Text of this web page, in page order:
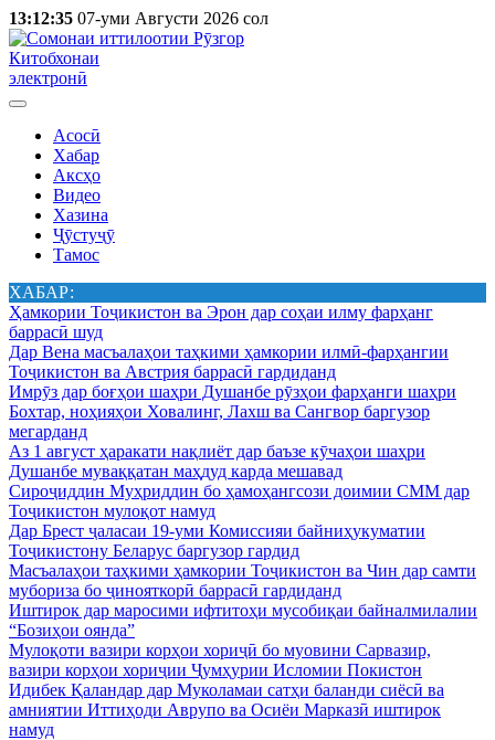
13:12:35 07-уми Августи 2026 сол
Китобхонаи
электронӣ
Асосӣ
Хабар
Аксҳо
Видео
Хазина
Ҷӯстуҷӯ
Тамос
ХАБАР:
Ҳамкории Тоҷикистон ва Эрон дар соҳаи илму фарҳанг
баррасӣ шуд
Дар Вена масъалаҳои таҳкими ҳамкории илмӣ-фарҳангии
Тоҷикистон ва Австрия баррасӣ гардиданд
Имрӯз дар боғҳои шаҳри Душанбе рӯзҳои фарҳанги шаҳри
Бохтар, ноҳияҳои Ховалинг, Лахш ва Сангвор баргузор
мегарданд
Аз 1 август ҳаракати нақлиёт дар баъзе кӯчаҳои шаҳри
Душанбе муваққатан маҳдуд карда мешавад
Сироҷиддин Муҳриддин бо ҳамоҳангсози доимии СММ дар
Тоҷикистон мулоқот намуд
Дар Брест ҷаласаи 19-уми Комиссияи байниҳукуматии
Тоҷикистону Беларус баргузор гардид
Масъалаҳои таҳкими ҳамкории Тоҷикистон ва Чин дар самти
мубориза бо ҷинояткорӣ баррасӣ гардиданд
Иштирок дар маросими ифтитоҳи мусобиқаи байналмилалии
“Бозиҳои оянда”
Мулоқоти вазири корҳои хориҷӣ бо муовини Сарвазир,
вазири корҳои хориҷии Ҷумҳурии Исломии Покистон
Идибек Қаландар дар Муколамаи сатҳи баланди сиёсӣ ва
амниятии Иттиҳоди Аврупо ва Осиёи Марказӣ иштирок
намуд